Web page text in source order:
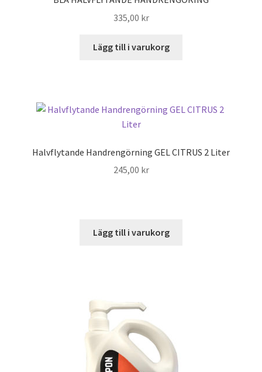
335,00 kr
Lägg till i varukorg
Halvflytande Handrengörning GEL CITRUS 2 Liter
245,00 kr
Lägg till i varukorg